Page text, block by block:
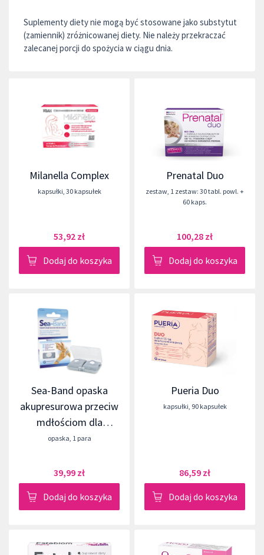
Suplementy diety nie mogą być stosowane jako substytut
(zamiennik) zróżnicowanej diety. Nie należy przekraczać
zalecanej porcji do spożycia w ciągu dnia.
Milanella Complex
kapsułki, 30 kapsułek
53,92 zł
Dodaj do koszyka
Prenatal Duo
zestaw, 1 zestaw: 30 tabl. powl. +
60 kaps.
100,28 zł
Dodaj do koszyka
Sea-Band opaska
akupresurowa przeciw
mdłościom dla
dorosłych
opaska, 1 para
39,99 zł
Dodaj do koszyka
Pueria Duo
kapsułki, 90 kapsułek
86,59 zł
Dodaj do koszyka